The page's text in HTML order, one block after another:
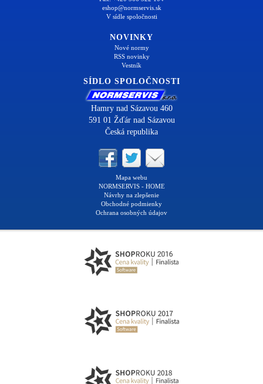
eshop@normservis.sk
V sídle spoločnosti
NOVINKY
Nové normy
RSS novinky
Vestník
SÍDLO SPOLOČNOSTI
Hamry nad Sázavou 460
591 01 Žďár nad Sázavou
Česká republika
Mapa webu
NORMSERVIS - HOME
Návrhy na zlepšenie
Obchodné podmienky
Ochrana osobných údajov